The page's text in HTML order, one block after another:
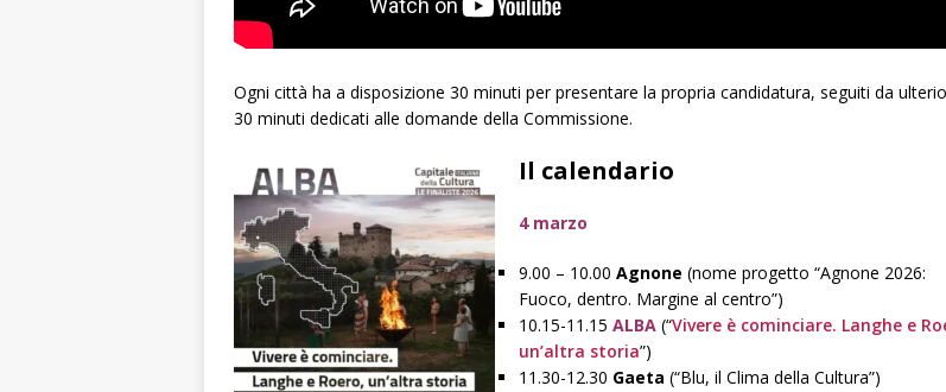
Ogni città ha a disposizione 30 minuti per presentare la propria candidatura, seguiti da
30 minuti dedicati alle domande della Commissione.
Il calendario
4 marzo
9.00 – 10.00 Agnone (nome progetto “Agnone 2026:
Fuoco, dentro. Margine al centro”)
10.15-11.15 ALBA (“Vivere è cominciare. Langhe e
un’altra storia”)
11.30-12.30 Gaeta (“Blu, il Clima della Cultura”)